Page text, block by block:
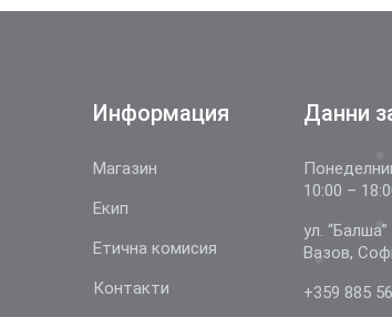
Информация
Магазин
Екип
Етична комисия
Контакти
Данни
10:00 –
ул.
Вазов,
+359 885